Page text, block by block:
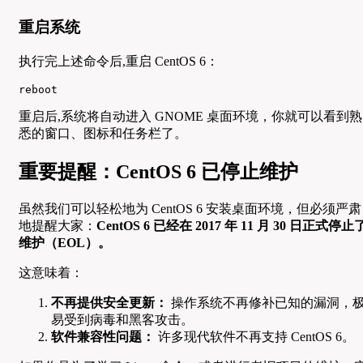
重启系统
执行完上述命令后,重启 CentOS 6：
reboot
重启后,系统将自动进入 GNOME 桌面环境，你就可以看到熟
悉的窗口、图标和任务栏了。
重要提醒：CentOS 6 已停止维护
虽然我们可以轻松地为 CentOS 6 安装桌面环境，但必须严肃
地提醒大家： CentOS 6 已经在 2017 年 11 月 30 日正式停止
维护（EOL）。
这意味着：
不再提供安全更新： 操作系统不再修补已知的漏洞，
易受到病毒和黑客攻击。
软件兼容性问题： 许多现代软件不再支持 CentOS 6。